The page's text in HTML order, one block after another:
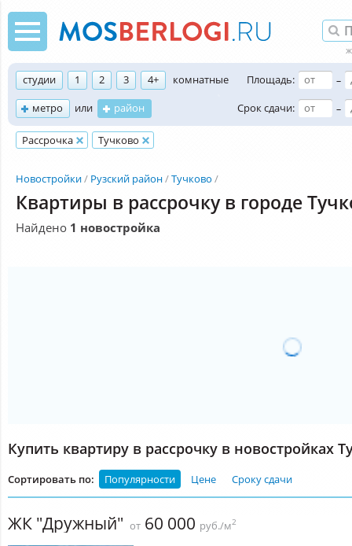
студии 1 2 3 4+
комнатные
метро
или район
Площадь:
–
Срок сдачи:
–
Рассрочка Тучково
Новостройки Рузский район Тучково
Квартиры в рассрочку в городе
Найдено 1 новостройка
Купить квартиру в рассрочку в новостройках
Сортировать по: Популярности Цене Сроку сдачи
ЖК "Дружный" от 60 000 руб./м2